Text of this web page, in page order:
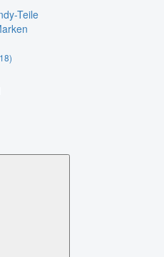
Teile